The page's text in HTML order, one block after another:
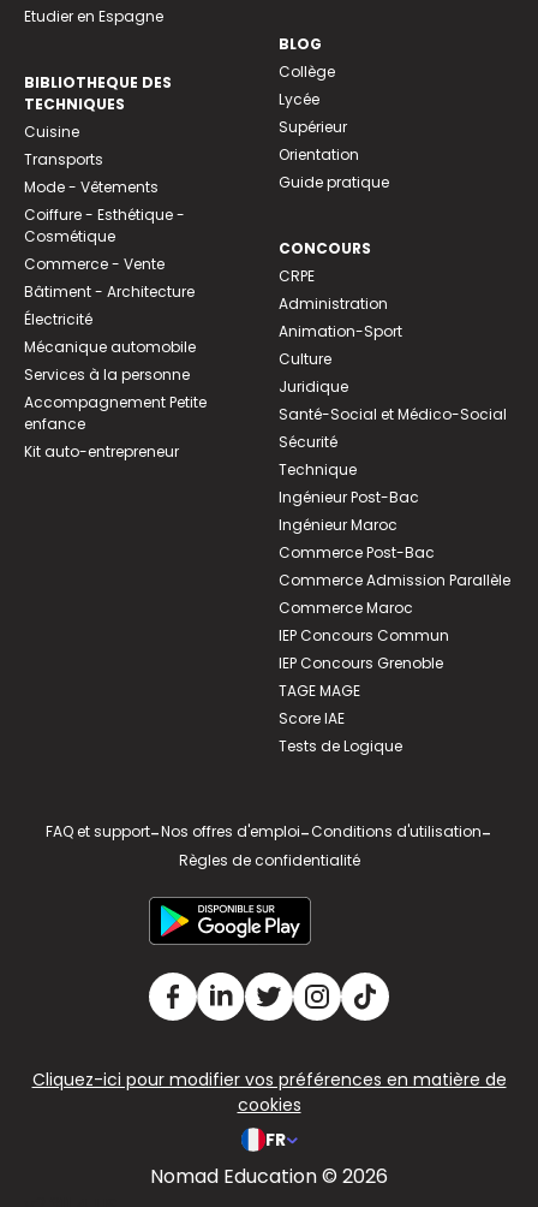
Etudier en Espagne
BIBLIOTHEQUE DES
TECHNIQUES
Cuisine
Transports
Mode - Vêtements
Coiffure - Esthétique -
Cosmétique
Commerce - Vente
Bâtiment - Architecture
Électricité
Mécanique automobile
Services à la personne
Accompagnement Petite
enfance
Kit auto-entrepreneur
BLOG
Collège
Lycée
Supérieur
Orientation
Guide pratique
CONCOURS
CRPE
Administration
Animation-Sport
Culture
Juridique
Santé-Social et Médico-Social
Sécurité
Technique
Ingénieur Post-Bac
Ingénieur Maroc
Commerce Post-Bac
Commerce Admission Parallèle
Commerce Maroc
IEP Concours Commun
IEP Concours Grenoble
TAGE MAGE
Score IAE
Tests de Logique
FAQ et support-Nos offres d'emploi-Conditions d'utilisation-
Règles de confidentialité
Cliquez-ici pour modifier vos préférences en matière de
cookies
FR
Nomad Education © 2026